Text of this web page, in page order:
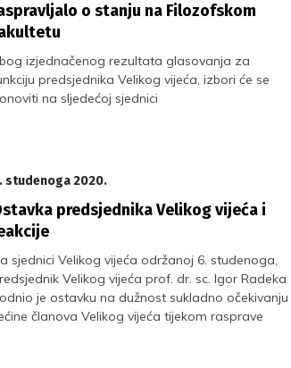
o stanju na Filozofskom
izjednačenog rezultata glasovanja za
predsjednika Velikog vijeća, izbori će se
na sljedećoj sjednici
studenoga 2020.
predsjednika Velikog vijeća i
sjednici Velikog vijeća održanoj 6. studenoga,
Velikog vijeća prof. dr. sc. Igor Radeka
je ostavku na dužnost sukladno očekivanju
članova Velikog vijeća tijekom rasprave